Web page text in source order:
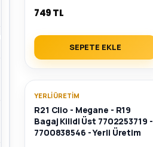
749 TL
SEPETE EKLE
YERLI ÜRETIM
R21 Clio - Megane - R19
Bagaj Kilidi Üst 7702253719 -
7700838546 - Yerli Üretim